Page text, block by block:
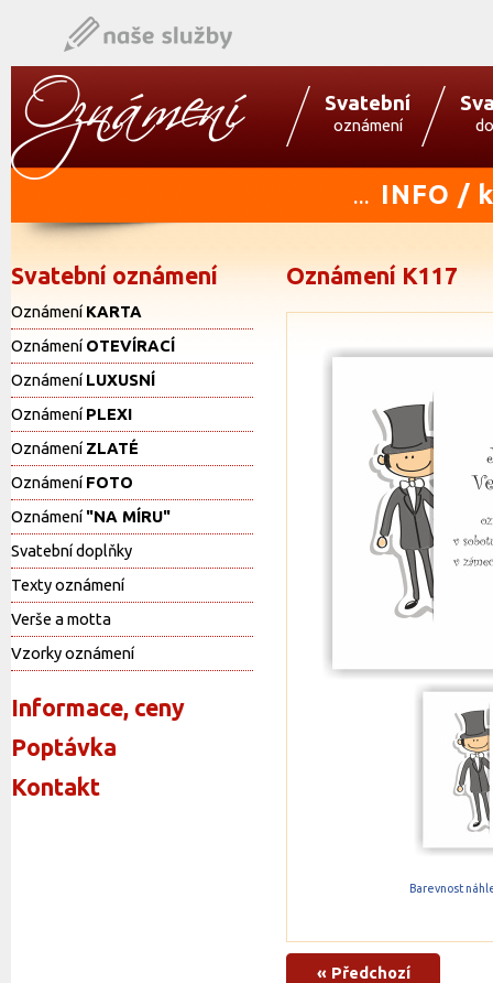
Svatební
oznámení
... INFO /
Svatební oznámení
Oznámení KARTA
Oznámení OTEVÍRACÍ
Oznámení LUXUSNÍ
Oznámení PLEXI
Oznámení ZLATÉ
Oznámení FOTO
Oznámení "NA MÍRU"
Svatební doplňky
Texty oznámení
Verše a motta
Vzorky oznámení
Informace, ceny
Poptávka
Kontakt
Oznámení K117
Barevnost
« Předchozí